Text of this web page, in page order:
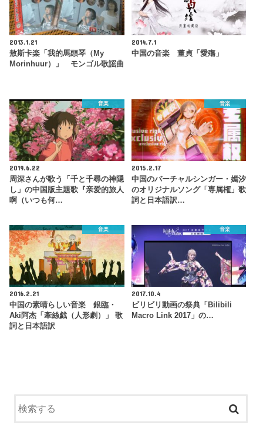
2013.1.21
敖斯卡楽「我的馬頭琴（My
Morinhuur）」 モンゴル歌謡曲
2014.7.1
中国の音楽 董貞「愛殤」
音楽
2019.6.22
周深さんが歌う「千と千尋の神隠
し」の中国版主題歌『亲爱的旅人
啊（いつも何…
音楽
2015.2.17
中国のバーチャルシンガー・嫣汐
のオリジナルソング「専属権」歌
詞と日本語訳…
音楽
2016.2.21
中国の素晴らしい音楽 銀臨・
Aki阿杰「牽絲戯（人形劇）」 歌
詞と日本語訳
音楽
2017.10.4
ビリビリ動画の祭典「Bilibili
Macro Link 2017」の…